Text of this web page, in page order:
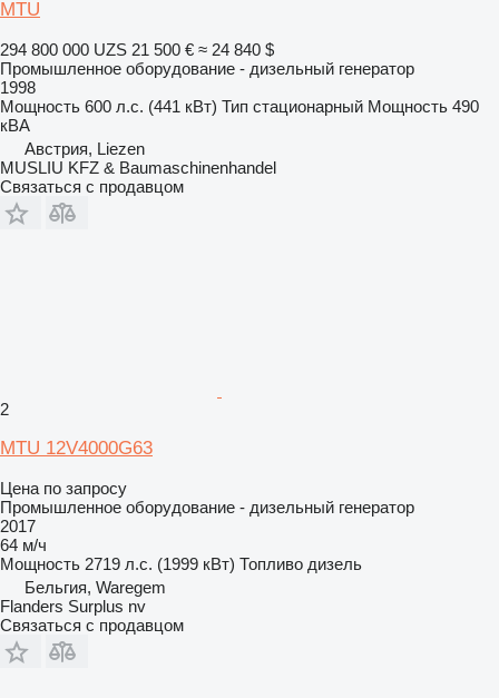
MTU
294 800 000 UZS 21 500 € ≈ 24 840 $
Промышленное оборудование - дизельный генератор
1998
Мощность 600 л.с. (441 кВт) Тип стационарный Мощность 490
кВА
Австрия, Liezen
MUSLIU KFZ & Baumaschinenhandel
Связаться с продавцом
2
MTU 12V4000G63
Цена по запросу
Промышленное оборудование - дизельный генератор
2017
64 м/ч
Мощность 2719 л.с. (1999 кВт) Топливо дизель
Бельгия, Waregem
Flanders Surplus nv
Связаться с продавцом